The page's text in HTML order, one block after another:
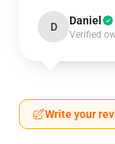
D Daniel
Verified
Write your